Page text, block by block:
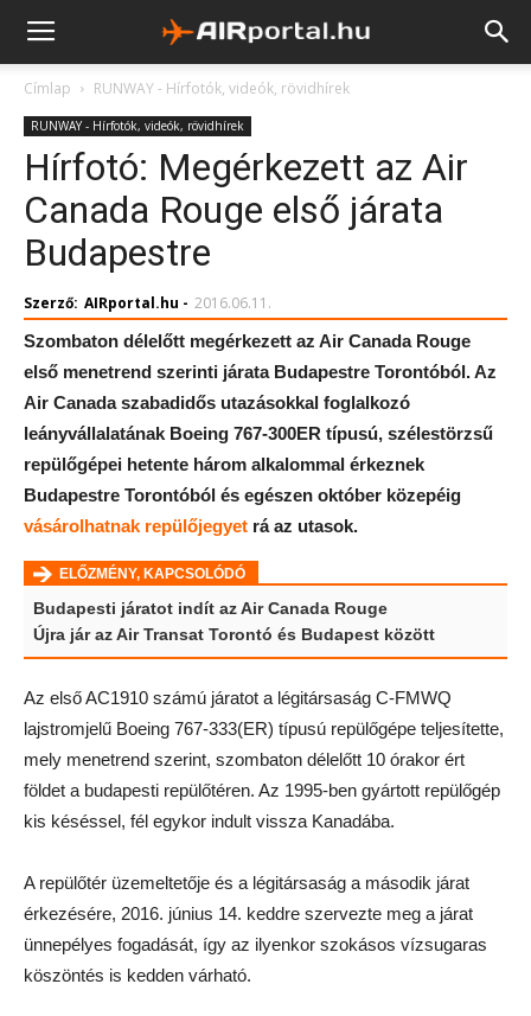
Címlap RUNWAY - Hírfotók, videók, rövidhírek
RUNWAY - Hírfotók, videók, rövidhírek
Hírfotó: Megérkezett az Air
Canada Rouge első járata
Budapestre
Szerző: AIRportal.hu - 2016.06.11.
Szombaton délelőtt megérkezett az Air Canada Rouge
első menetrend szerinti járata Budapestre Torontóból. Az
Air Canada szabadidős utazásokkal foglalkozó
leányvállalatának Boeing 767-300ER típusú, szélestörzsű
repülőgépei hetente három alkalommal érkeznek
Budapestre Torontóból és egészen október közepéig
vásárolhatnak repülőjegyet rá az utasok.
ELŐZMÉNY, KAPCSOLÓDÓ
Budapesti járatot indít az Air Canada Rouge
Újra jár az Air Transat Torontó és Budapest között
Az első AC1910 számú járatot a légitársaság C-FMWQ
lajstromjelű Boeing 767-333(ER) típusú repülőgépe teljesítette,
mely menetrend szerint, szombaton délelőtt 10 órakor ért
földet a budapesti repülőtéren. Az 1995-ben gyártott repülőgép
kis késéssel, fél egykor indult vissza Kanadába.
A repülőtér üzemeltetője és a légitársaság a második járat
érkezésére, 2016. június 14. keddre szervezte meg a járat
ünnepélyes fogadását, így az ilyenkor szokásos vízsugaras
köszöntés is kedden várható.